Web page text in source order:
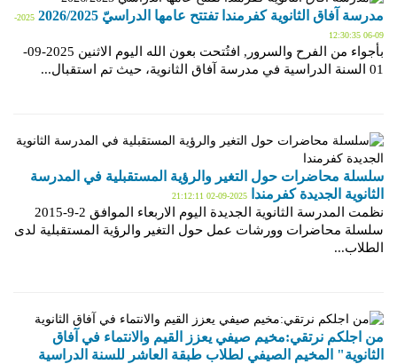
مدرسة آفاق الثانوية كفرمندا تفتتح عامها الدراسيّ 2026/2025
2025-
09-06 12:30:35
بأجواء من الفرح والسرور, افتُتحت بعون الله اليوم الاثنين 2025-09-
01 السنة الدراسية في مدرسة آفاق الثانوية، حيث تم استقبال...
سلسلة محاضرات حول التغير والرؤية المستقبلية في المدرسة
الثانوية الجديدة كفرمندا
2025-09-02 21:12:11
نظمت المدرسة الثانوية الجديدة اليوم الاربعاء الموافق 2-9-2015
سلسلة محاضرات وورشات عمل حول التغير والرؤية المستقبلية لدى
الطلاب...
من اجلكم نرتقي:مخيم صيفي يعزز القيم والانتماء في آفاق
الثانوية" المخيم الصيفي لطلاب طبقة العاشر للسنة الدراسية